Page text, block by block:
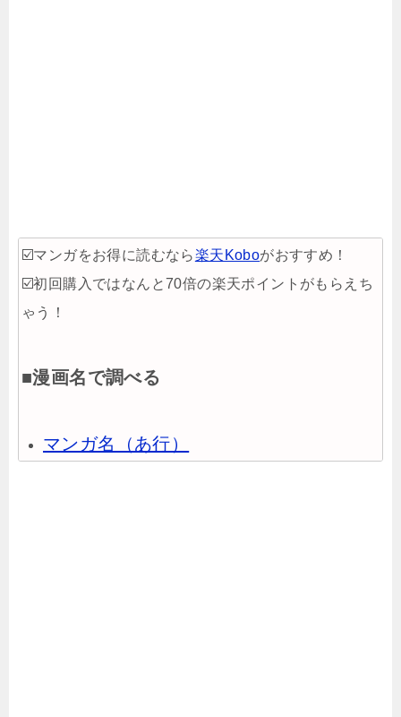
☑️マンガをお得に読むなら楽天Koboがおすすめ！
☑️初回購入ではなんと70倍の楽天ポイントがもらえち
ゃう！
■漫画名で調べる
マンガ名（あ行）